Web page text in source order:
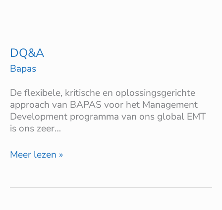
DQ&A
Bapas
De flexibele, kritische en oplossingsgerichte
approach van BAPAS voor het Management
Development programma van ons global EMT
is ons zeer…
Meer lezen »